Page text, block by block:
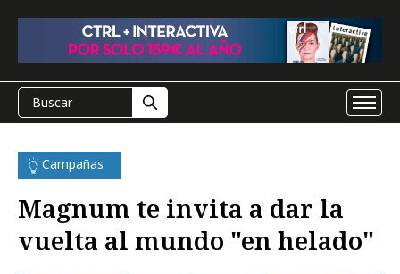
Campañas
Magnum te invita a dar la
vuelta al mundo "en helado"